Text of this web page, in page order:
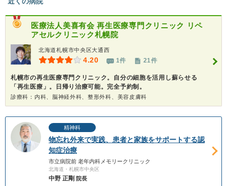
医療法人美喜有会再生医療専門クリニック リペ
アセルクリニック札幌院
北海道札幌市中央区大通西
4.20 1件 21件
札幌市の再生医療専門クリニック。自分の細胞を活用し蘇らせる
「再生医療」。日帰り治療可能。完全予約制。
診療科：内科、脳神経外科、整形外科、美容皮膚科
精神科
物忘れ外来で実践、患者と家族をサポートする認
知症治療
市立病院前 老年内科メモリークリニック
北海道・札幌市中央区
中野 正剛 院長